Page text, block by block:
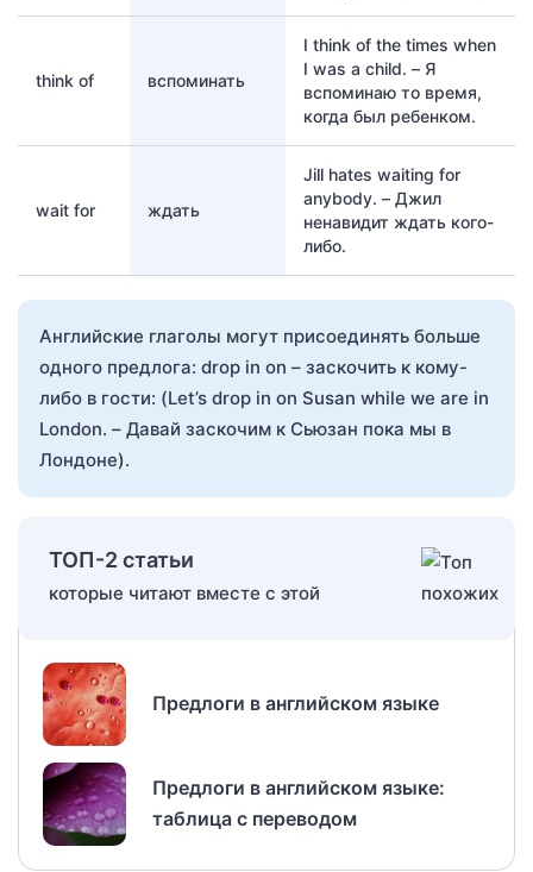
think of вспоминать
I think of the times when
I was a child. – Я
вспоминаю то время,
когда был ребенком.
wait for ждать
Jill hates waiting for
anybody. – Джил
ненавидит ждать кого-
либо.
Английские глаголы могут присоединять больше
одного предлога: drop in on – заскочить к кому-
либо в гости: (Let’s drop in on Susan while we are in
London. – Давай заскочим к Сьюзан пока мы в
Лондоне).
ТОП-2 статьи
которые читают вместе с этой
Предлоги в английском языке
Предлоги в английском языке:
таблица с переводом